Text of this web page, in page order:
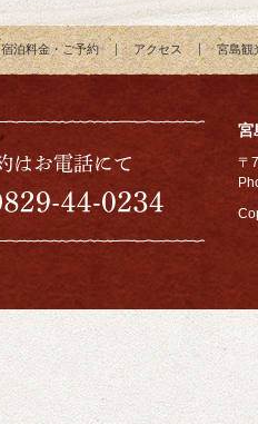
宿泊料金・ご予約 アクセス 宮島観
宮
〒